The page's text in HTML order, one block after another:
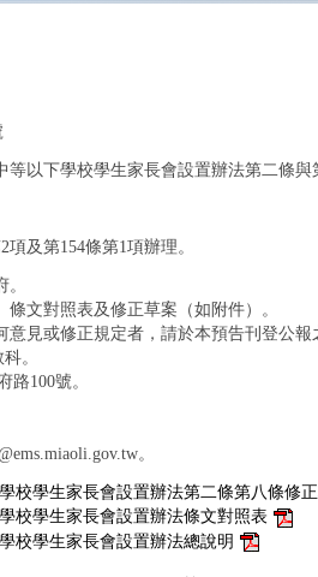
以下學校學生家長會設置辦法第二條與
及第154條第1項辦理。
文對照表及修正草案（如附件）。
見或修正規定者，請於本預告刊登公報
。
路100號。
。
校學生家長會設置辦法第二條第八條修
校學生家長會設置辦法條文對照表
校學生家長會設置辦法總說明